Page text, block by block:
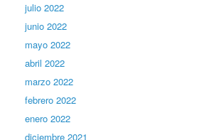
julio 2022
junio 2022
mayo 2022
abril 2022
marzo 2022
febrero 2022
enero 2022
diciembre 2021